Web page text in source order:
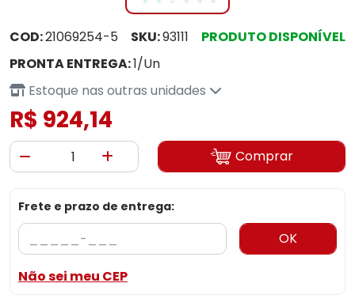
COD:21069254-5 SKU:93111
PRODUTO DISPONÍVEL
PRONTA ENTREGA:1/Un
Estoque nas outras unidades
R$ 924,14
Comprar
Frete e prazo de entrega:
OK
Não sei meu CEP